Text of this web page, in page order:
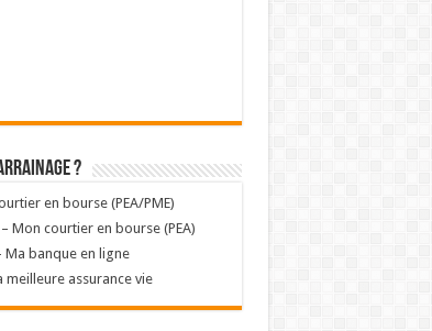
?
en bourse (PEA/PME)
Mon courtier en bourse (PEA)
Ma banque en ligne
meilleure assurance vie